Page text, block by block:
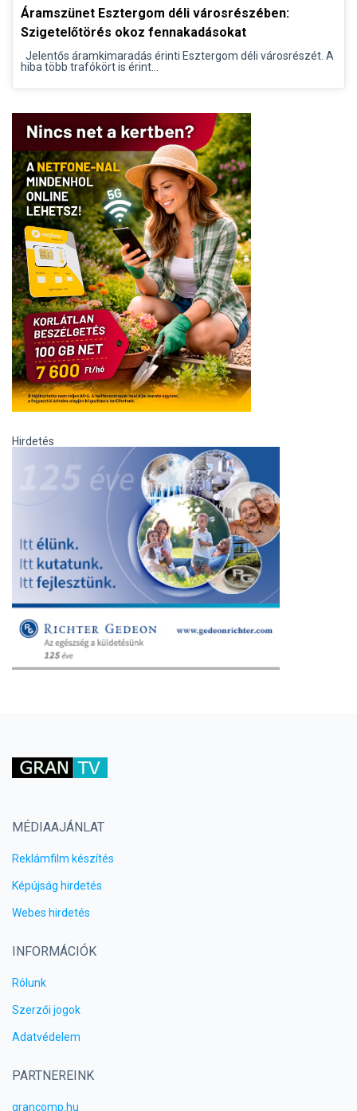
Áramszünet Esztergom déli városrészében:
Szigetelőtörés okoz fennakadásokat
Jelentős áramkimaradás érinti Esztergom déli városrészét. A
hiba több trafókört is érint...
Hirdetés
MÉDIAAJÁNLAT
Reklámfilm készítés
Képújság hirdetés
Webes hirdetés
INFORMÁCIÓK
Rólunk
Szerzői jogok
Adatvédelem
PARTNEREINK
grancomp.hu